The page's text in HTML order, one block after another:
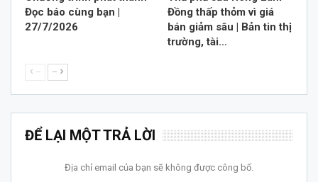
Đọc báo cùng bạn |
27/7/2026
Đồng thấp thỏm vì giá
bán giảm sâu | Bản tin thị
trường, tài…
-- --
ĐỂ LẠI MỘT TRẢ LỜI
Địa chỉ email của bạn sẽ không được công bố.